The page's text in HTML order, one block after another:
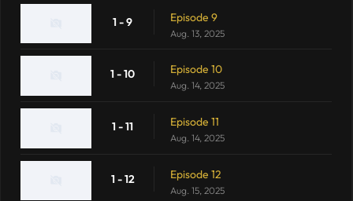
1 - 9 Episode 9
Aug. 13, 2025
1 - 10 Episode 10
Aug. 14, 2025
1 - 11 Episode 11
Aug. 14, 2025
1 - 12 Episode 12
Aug. 15, 2025